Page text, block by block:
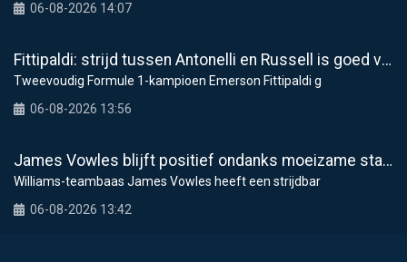
06-08-2026 14:07
Fittipaldi: strijd tussen Antonelli en Russell is goed voor F1
Tweevoudig Formule 1-kampioen Emerson Fittipaldi g
06-08-2026 13:56
James Vowles blijft positief ondanks moeizame start Williams 2026
Williams-teambaas James Vowles heeft een strijdbar
06-08-2026 13:42